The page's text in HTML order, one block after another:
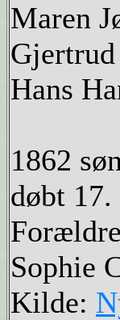
Maren
Hans
1862
døbt
Sophie
Kilde: